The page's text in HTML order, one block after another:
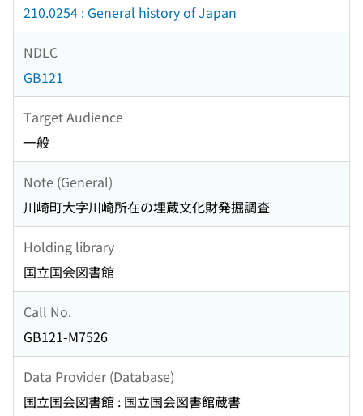
210.0254 : General history of Japan
NDLC
GB121
Target Audience
一般
Note (General)
川崎町大字川崎所在の埋蔵文化財発掘調査
Holding library
国立国会図書館
Call No.
GB121-M7526
Data Provider (Database)
国立国会図書館 : 国立国会図書館蔵書